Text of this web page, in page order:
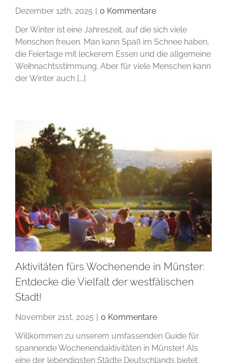
Dezember 12th, 2025
0 Kommentare
Der Winter ist eine Jahreszeit, auf die sich viele
Menschen freuen. Man kann Spaß im Schnee haben,
die Feiertage mit leckerem Essen und die allgemeine
Weihnachtsstimmung. Aber für viele Menschen kann
der Winter auch [...]
Aktivitäten fürs Wochenende in Münster:
Entdecke die Vielfalt der westfälischen
Stadt!
November 21st, 2025
0 Kommentare
Willkommen zu unserem umfassenden Guide für
spannende Wochenendaktivitäten in Münster! Als
eine der lebendigsten Städte Deutschlands bietet